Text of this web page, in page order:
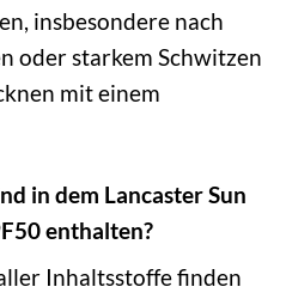
insbesondere nach
oder starkem Schwitzen
mit einem
in dem Lancaster Sun
enthalten?
Inhaltsstoffe finden